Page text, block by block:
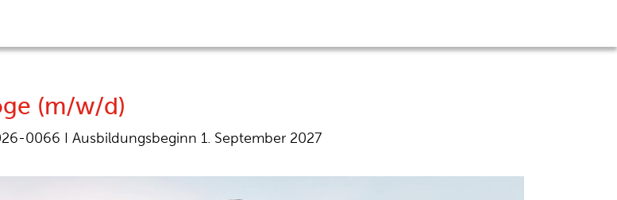
(m/w/d)
0066 Ausbildungsbeginn 1. September 2027